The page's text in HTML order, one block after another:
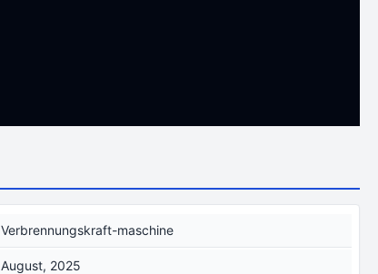
Verbrennungskraft-maschine
August, 2025